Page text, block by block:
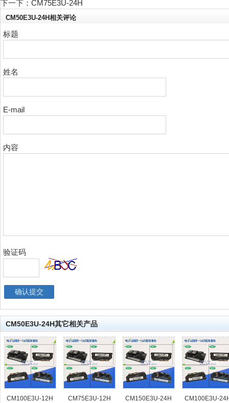
下一下： CM75E3U-24H
CM50E3U-24H相关评论
标题
姓名
E-mail
内容
验证码
CM50E3U-24H其它相关产品
CM100E3U-12H CM75E3U-12H CM150E3U-24H CM100E3U-